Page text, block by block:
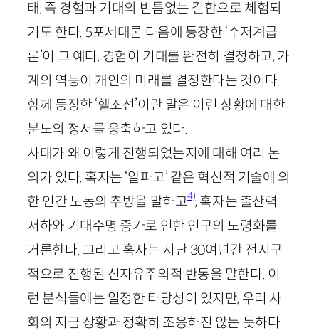
태, 즉 경험과 기대의 빈틈없는 결합으로 체험되
기도 한다. 5포세대론 다음에 등장한 ‘수저계급
론’이 그 예다. 경험이 기대를 완전히 결정하고, 가
계의 역능이 개인의 미래를 결정한다는 것이다.
함께 등장한 ‘헬조선’이란 말은 이런 상황에 대한
분노의 정서를 응축하고 있다.
사태가 왜 이렇게 진행되었는지에 대해 여러 논
의가 있다. 혹자는 ‘알파고’ 같은 혁신적 기술에 의
한 인간 노동의 추방을 말하고4), 혹자는 출산력
저하와 기대수명 증가로 인한 인구의 노령화를
거론한다. 그리고 혹자는 지난 30여년간 전지구
적으로 진행된 신자유주의적 반동을 말한다. 이
런 분석들에는 일정한 타당성이 있지만, 우리 사
회의 지금 상황과 정확히 조응하진 않는 듯하다.